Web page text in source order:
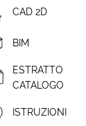
CAD 2D
BIM
ESTRATTO
CATALOGO
ISTRUZIONI